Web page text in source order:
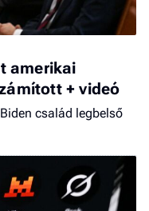
amerikai
+ videó
család legbelső